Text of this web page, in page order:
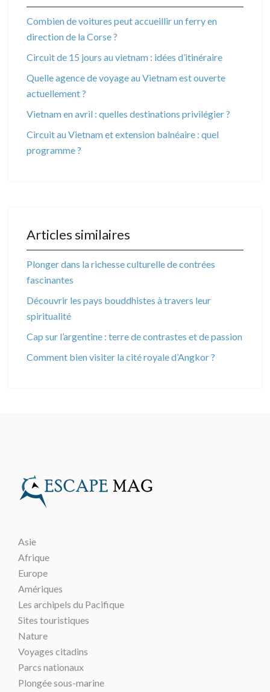
Combien de voitures peut accueillir un ferry en
direction de la Corse ?
Circuit de 15 jours au vietnam : idées d’itinéraire
Quelle agence de voyage au Vietnam est ouverte
actuellement ?
Vietnam en avril : quelles destinations privilégier ?
Circuit au Vietnam et extension balnéaire : quel
programme ?
Articles similaires
Plonger dans la richesse culturelle de contrées
fascinantes
Découvrir les pays bouddhistes à travers leur
spiritualité
Cap sur l’argentine : terre de contrastes et de passion
Comment bien visiter la cité royale d’Angkor ?
Asie
Afrique
Europe
Amériques
Les archipels du Pacifique
Sites touristiques
Nature
Voyages citadins
Parcs nationaux
Plongée sous-marine